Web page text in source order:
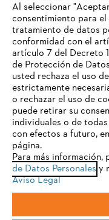
Preguntas
Contacto
Política tratamiento
Cookies
TU
COMPATIBLE
El navegador que
nuestra página web.
contenido, utiliza uno
firefox
safari
Al seleccionar
consentimiento para
tratamiento de datos
conformidad con el
artículo 7 del Decreto
de Protección de
usted rechaza el uso
estrictamente
o rechazar el uso de
puede retirar su
individuales o de
con efectos a futuro,
página.
Para más
de Datos Personales y
Aviso Legal